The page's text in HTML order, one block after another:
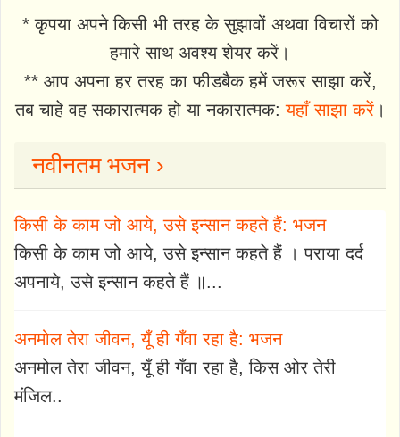
* कृपया अपने किसी भी तरह के सुझावों अथवा विचारों को
हमारे साथ अवश्य शेयर करें।
** आप अपना हर तरह का फीडबैक हमें जरूर साझा करें,
तब चाहे वह सकारात्मक हो या नकारात्मक:यहाँ साझा करें।
नवीनतम भजन ›
किसी के काम जो आये, उसे इन्सान कहते हैं: भजन
किसी के काम जो आये, उसे इन्सान कहते हैं । पराया दर्द
अपनाये, उसे इन्सान कहते हैं ॥...
अनमोल तेरा जीवन, यूँ ही गँवा रहा है: भजन
अनमोल तेरा जीवन, यूँ ही गँवा रहा है, किस ओर तेरी
मंजिल..